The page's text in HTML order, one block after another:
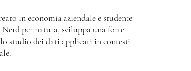
in economia aziendale e studente
per natura, sviluppa una forte
studio dei dati applicati in contesti